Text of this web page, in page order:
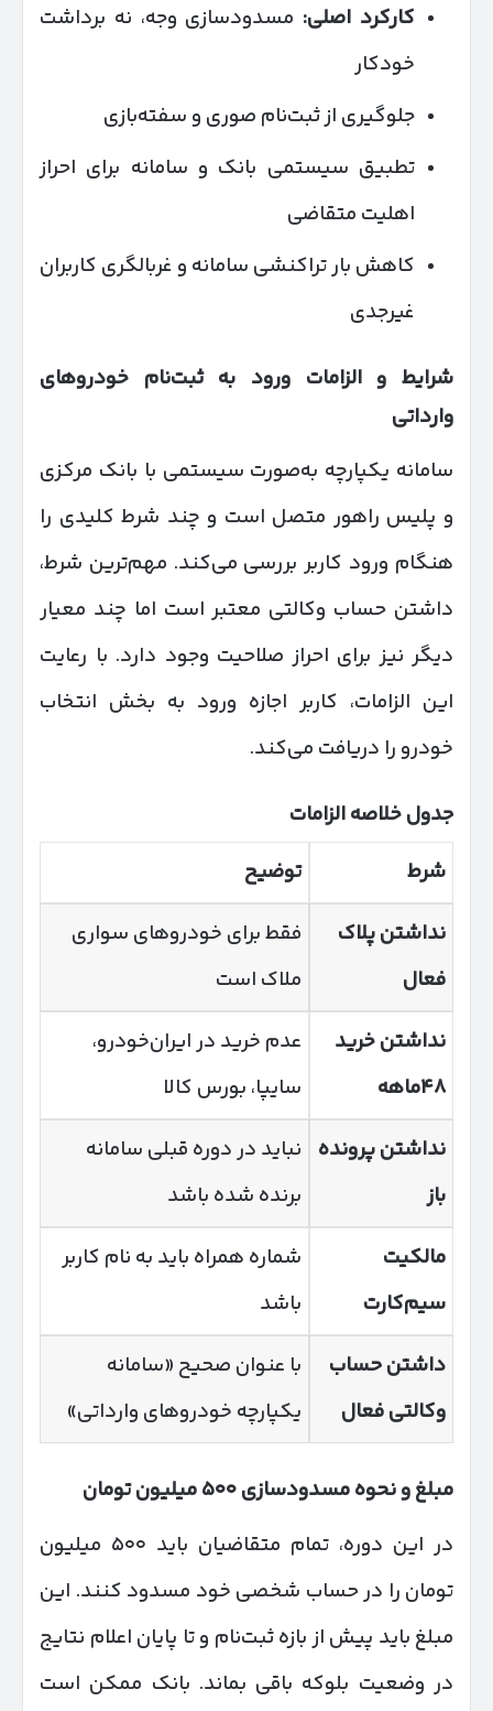
کارکرد اصلی: مسدودسازی وجه، نه برداشت
خودکار
جلوگیری از ثبت‌نام صوری و سفته‌بازی
تطبیق سیستمی بانک و سامانه برای احراز
اهلیت متقاضی
کاهش بار تراکنشی سامانه و غربالگری کاربران
غیرجدی
شرایط و الزامات ورود به ثبت‌نام خودروهای
وارداتی
سامانه یکپارچه به‌صورت سیستمی با بانک مرکزی
و پلیس راهور متصل است و چند شرط کلیدی را
هنگام ورود کاربر بررسی می‌کند. مهم‌ترین شرط،
داشتن حساب وکالتی معتبر است اما چند معیار
دیگر نیز برای احراز صلاحیت وجود دارد. با رعایت
این الزامات، کاربر اجازه ورود به بخش انتخاب
خودرو را دریافت می‌کند.
جدول خلاصه الزامات
شرط
توضیح
نداشتن پلاک
فعال
فقط برای خودروهای سواری
ملاک است
نداشتن خرید
۴۸ماهه
عدم خرید در ایران‌خودرو،
سایپا، بورس کالا
نداشتن پرونده
باز
نباید در دوره قبلی سامانه
برنده شده باشد
مالکیت
سیم‌کارت
شماره همراه باید به نام کاربر
باشد
داشتن حساب
وکالتی فعال
با عنوان صحیح «سامانه
یکپارچه خودروهای وارداتی»
مبلغ و نحوه مسدودسازی۵۰۰میلیون تومان
در این دوره، تمام متقاضیان باید ۵۰۰ میلیون
تومان را در حساب شخصی خود مسدود کنند. این
مبلغ باید پیش از بازه ثبت‌نام و تا پایان اعلام نتایج
در وضعیت بلوکه باقی بماند. بانک ممکن است